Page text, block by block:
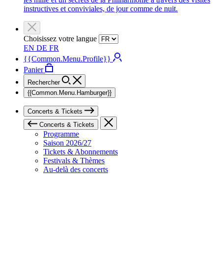
instructives et conviviales, de jour comme de nuit.
Choisissez votre langue
EN DE FR
{{Common.Menu.Profile}}
Panier
Rechercher
{{Common.Menu.Hamburger}}
Concerts & Tickets
Concerts & Tickets
Programme
Saison 2026/27
Tickets & Abonnements
Festivals & Thèmes
Au-delà des concerts